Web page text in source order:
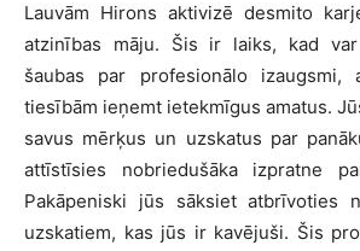
Lauvām Hirons aktivizē desmito
atzinības māju. Šis ir laiks, kad
šaubas par profesionālo izaugsmi,
tiesībām ieņemt ietekmīgus amatus.
savus mērķus un uzskatus par
attīstīsies nobriedušāka izpratne
Pakāpeniski jūs sāksiet atbrīvoties
uzskatiem, kas jūs ir kavējuši. Šis